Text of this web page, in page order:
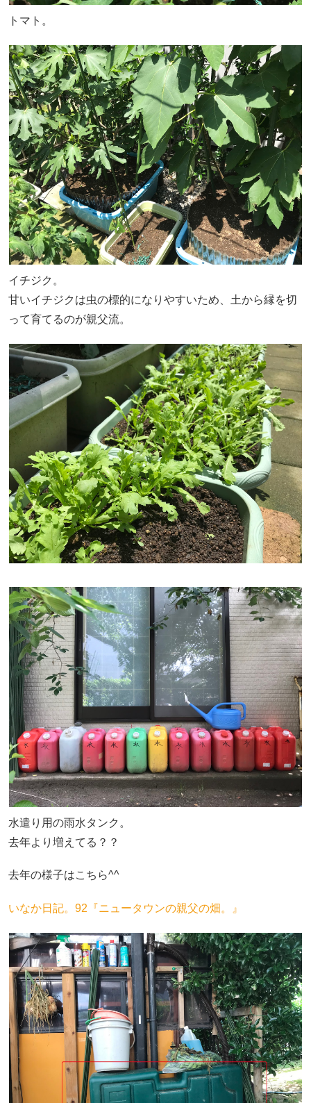
トマト。
イチジク。
甘いイチジクは虫の標的になりやすいため、土から縁を切
って育てるのが親父流。
水遣り用の雨水タンク。
去年より増えてる？？
去年の様子はこちら^^
いなか日記。92『ニュータウンの親父の畑。』